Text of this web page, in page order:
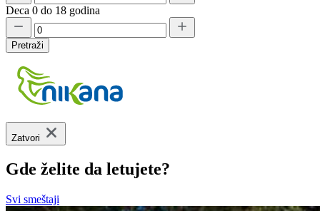
Deca 0 do 18 godina
Pretraži
Zatvori
Gde želite da letujete?
Svi smeštaji